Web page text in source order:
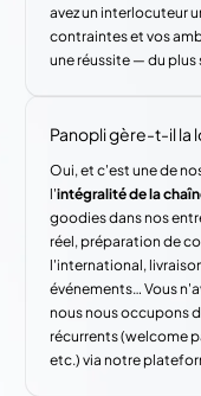
avez un interlocuteur
contraintes et vos
une réussite — du
Panopli gère-t-il la
Oui, et c'est une de
l'intégralité de la
goodies dans nos
réel, préparation de
l'international,
événements… Vous
nous nous occupons
récurrents (welcome
etc.) via notre